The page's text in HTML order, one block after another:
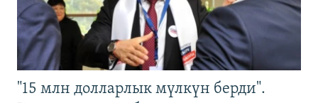
"15 млн долларлык мүлкүн берди".